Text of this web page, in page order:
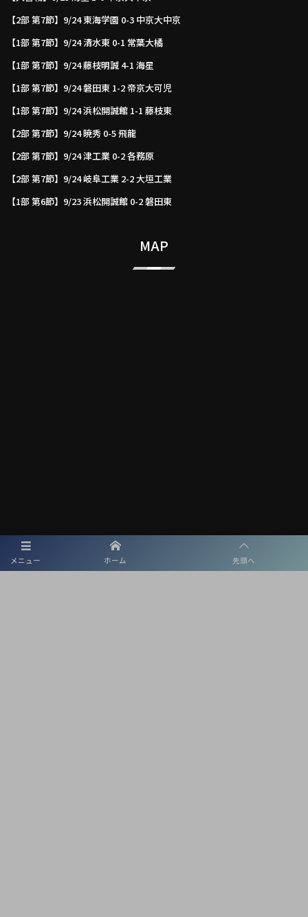
メニュー ホーム 先頭へ
【2部 第7節】9/24 東海学園 0-3 中京大中京
【1部 第7節】9/24 清水東 0-1 常葉大橘
【1部 第7節】9/24 藤枝明誠 4-1 海星
【1部 第7節】9/24 磐田東 1-2 帝京大可児
【1部 第7節】9/24 浜松開誠館 1-1 藤枝東
【2部 第7節】9/24 暁秀 0-5 飛龍
【2部 第7節】9/24 津工業 0-2 各務原
【2部 第7節】9/24 岐阜工業 2-2 大垣工業
【1部 第6節】9/23 浜松開誠館 0-2 磐田東
MAP
メディアパートナー